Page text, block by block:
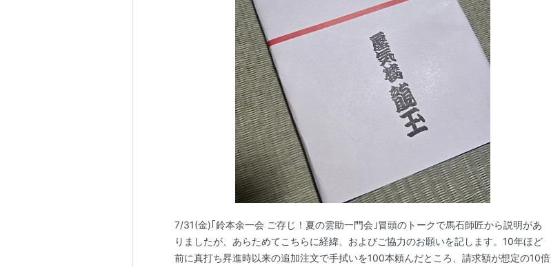
7/31(金)｢鈴本余一会 ご存じ！夏の雲助一門会｣冒頭のトークで馬石師匠から説明があ
りましたが、あらためてこちらに経緯、およびご協力のお願いを記します。10年ほど
前に真打ち昇進時以来の追加注文で手拭いを100本頼んだところ、請求額が想定の10倍